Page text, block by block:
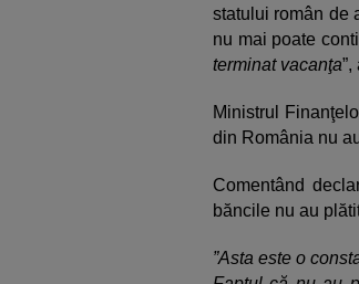
statului român de
nu mai poate
terminat vacanţa
Ministrul
din România nu
Comentând
băncile nu au
”Asta este o